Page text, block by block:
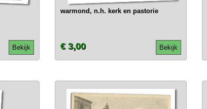
Bekijk
warmond, n.h. kerk en pastorie
Bekijk
€ 3,00